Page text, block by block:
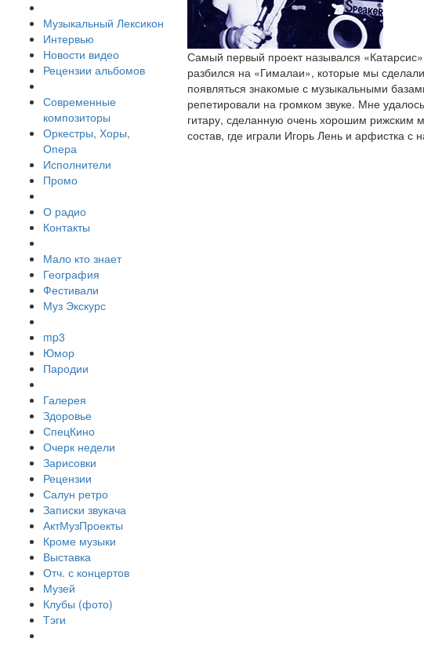
Музыкальный Лексикон
Интервью
Новости видео
Рецензии альбомов
Современные
композиторы
Оркестры, Хоры,
Опера
Исполнители
Промо
О радио
Контакты
Мало кто знает
География
Фестивали
Муз Экскурс
mp3
Юмор
Пародии
Галерея
Здоровье
СпецКино
Очерк недели
Зарисовки
Рецензии
Салун ретро
Записки звукача
АктМузПроекты
Кроме музыки
Выставка
Отч. с концертов
Музей
Клубы (фото)
Тэги
Самый первый проект назывался
разбился на «Гималаи», которые мы
появляться знакомые с музыкальными
репетировали на громком звуке. Мне
гитару, сделанную очень хорошим рижским
состав, где играли Игорь Лень и арфистка с